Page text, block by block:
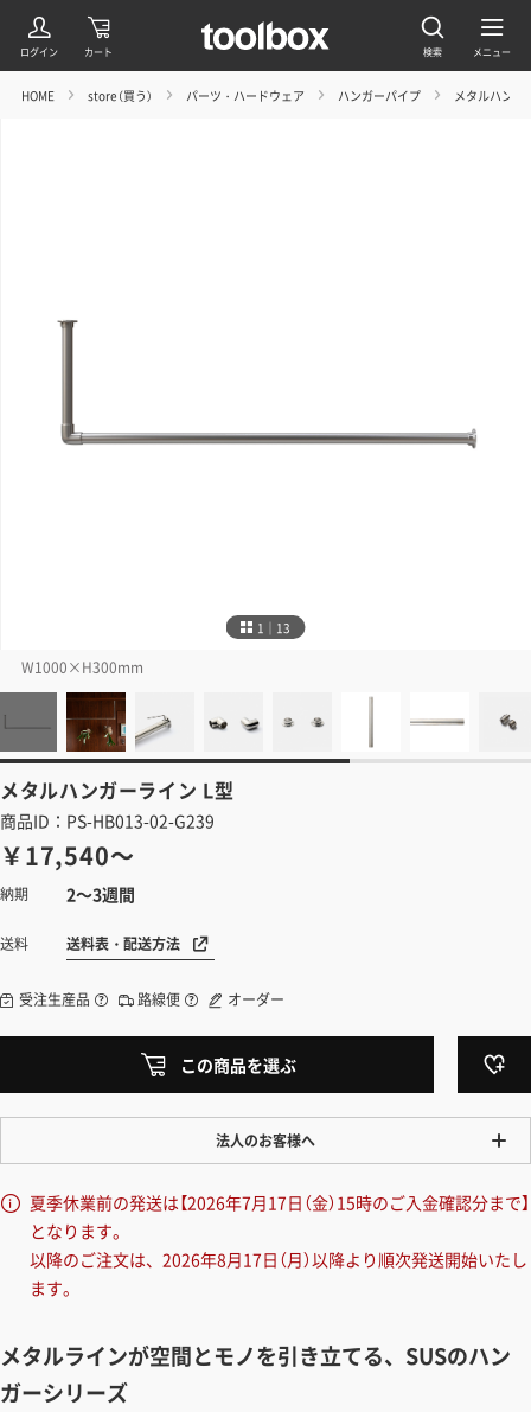
HOME store（買う） パーツ・ハードウェア ハンガーパイプ メタルハンガ
1｜13
W1000×H300mm
メタルハンガーライン L型
商品ID：PS-HB013-02-G239
￥17,540～
納期 2～3週間
送料 送料表・配送方法
受注生産品 路線便 オーダー
この商品を選ぶ
法人のお客様へ
ワンプライス販売
法人・個人様いずれも全て一律の価格で販売しております。法人/個人
事業主様には「請求書払い」も対応しています。
カートでのお見積り機能
「この商品を選ぶ」からご希望の商品をカートに入れていただき、お届
け先種別・都道府県を選択すると、送料を含んだ合計金額を確認する
夏季休業前の発送は【2026年7月17日（金）15時のご入金確認分まで】
となります。
以降のご注文は、2026年8月17日（月）以降より順次発送開始いたし
ます。
メタルラインが空間とモノを引き立てる、SUSのハン
ガーシリーズ